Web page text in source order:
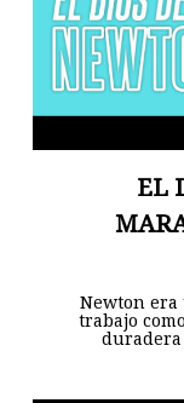
EL
Newton
trabajo